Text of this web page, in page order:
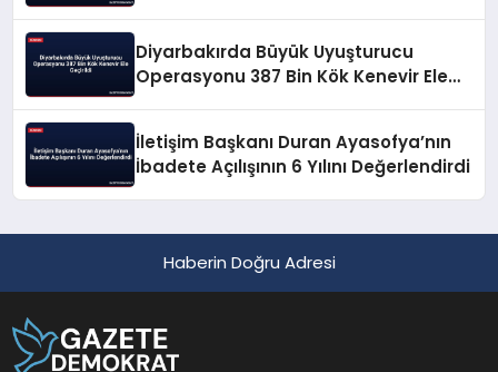
Diyarbakırda Büyük Uyuşturucu
Operasyonu 387 Bin Kök Kenevir Ele
İletişim Başkanı Duran Ayasofya’nın
İbadete Açılışının 6 Yılını Değerlendirdi
Haberin Doğru Adresi